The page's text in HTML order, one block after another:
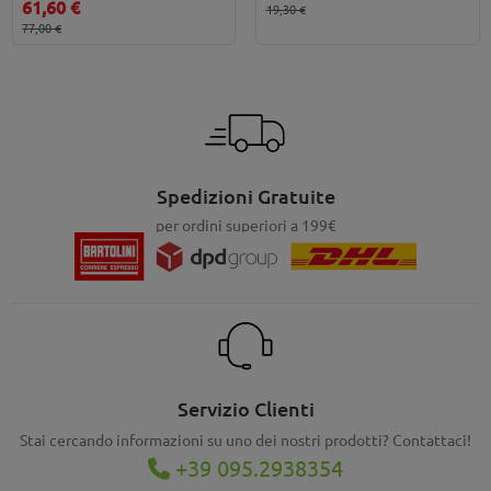
61,60 €
77,00 €
19,30 €
Spedizioni Gratuite
per ordini superiori a 199€
Servizio Clienti
Stai cercando informazioni su uno dei nostri prodotti? Contattaci!
+39 095.2938354